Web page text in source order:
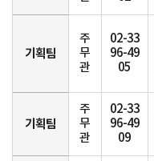
기획팀
주
무
관
02-33
96-49
05
기획팀
주
무
관
02-33
96-49
09